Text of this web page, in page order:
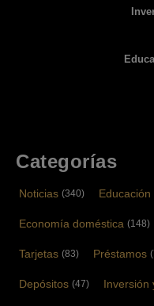
Categorías
Noticias (340)
Economía doméstica (148)
Tarjetas (83) Préstamos
Depósitos (47) Inversión